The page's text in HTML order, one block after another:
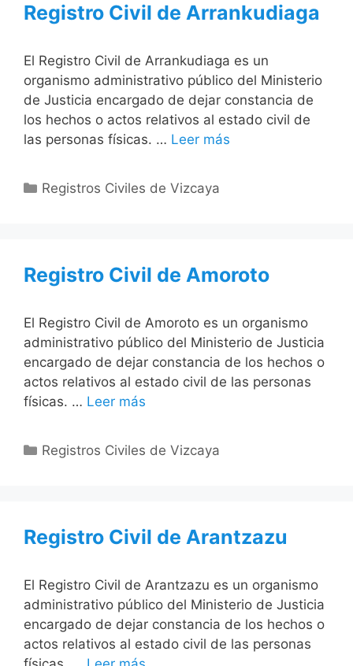
Registro Civil de Arrankudiaga
El Registro Civil de Arrankudiaga es un
organismo administrativo público del Ministerio
de Justicia encargado de dejar constancia de
los hechos o actos relativos al estado civil de
las personas físicas. … Leer más
Categorías
Registros Civiles de Vizcaya
Registro Civil de Amoroto
El Registro Civil de Amoroto es un organismo
administrativo público del Ministerio de Justicia
encargado de dejar constancia de los hechos o
actos relativos al estado civil de las personas
físicas. … Leer más
Categorías
Registros Civiles de Vizcaya
Registro Civil de Arantzazu
El Registro Civil de Arantzazu es un organismo
administrativo público del Ministerio de Justicia
encargado de dejar constancia de los hechos o
actos relativos al estado civil de las personas